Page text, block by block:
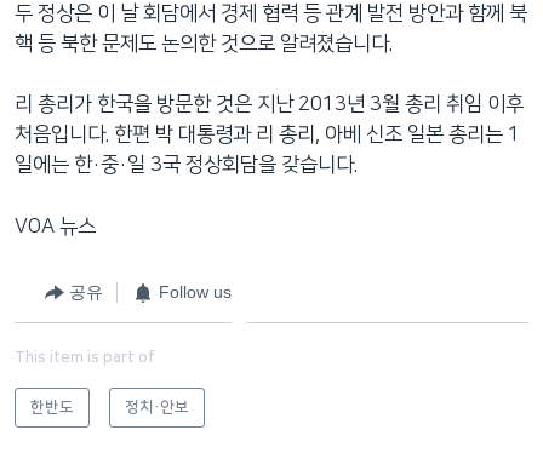
두 정상은 이 날 회담에서 경제 협력 등 관계 발전 방안과 함께 북
핵 등 북한 문제도 논의한 것으로 알려졌습니다.
리 총리가 한국을 방문한 것은 지난 2013년 3월 총리 취임 이후
처음입니다. 한편 박 대통령과 리 총리, 아베 신조 일본 총리는 1
일에는 한·중·일 3국 정상회담을 갖습니다.
VOA 뉴스
공유 Follow us
This item is part of
한반도 정치·안보